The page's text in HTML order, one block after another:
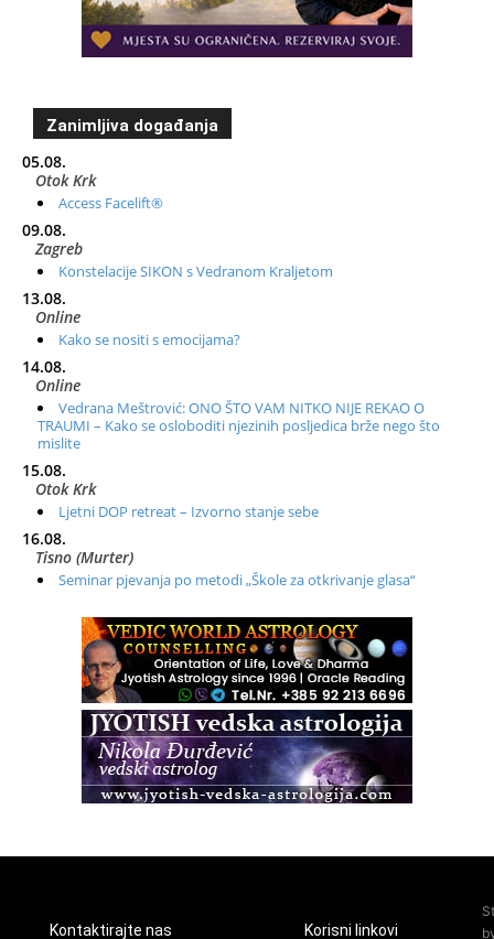
Zanimljiva događanja
05.08.
Otok Krk
Access Facelift®
09.08.
Zagreb
Konstelacije SIKON s Vedranom Kraljetom
13.08.
Online
Kako se nositi s emocijama?
14.08.
Online
Vedrana Meštrović: ONO ŠTO VAM NITKO NIJE REKAO O
TRAUMI – Kako se osloboditi njezinih posljedica brže nego što
mislite
15.08.
Otok Krk
Ljetni DOP retreat – Izvorno stanje sebe
16.08.
Tisno (Murter)
Seminar pjevanja po metodi „Škole za otkrivanje glasa“
Radionica: Pomagači iz drugih dimenzija Online – otvoreno za
Zagreb+Online
Osnovni ThetaHealing® tečaj, Zagreb i Online
Access BARS®, otpusti stres
Kontaktirajte nas Korisni linkovi